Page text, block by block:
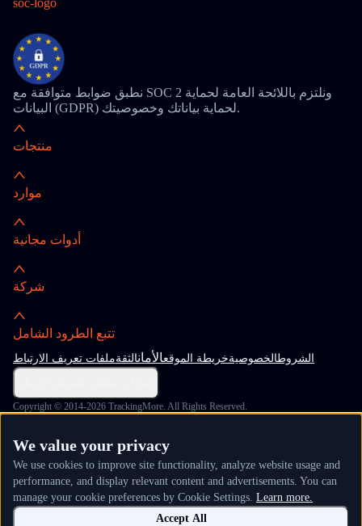
نطبق ضوابط متوافقة مع SOC 2 ونلتزم باللائحة العامة لحماية
البيانات (GDPR) لحماية بياناتك وخصوصيتك.
منتجات
موارد
أدوات مجانية
شركة
تتبع الطرود الشامل
الشروطالخصوصيةخريطة الموقعالأمانالثقةملفات تعريف الارتباط
Copyright © 2014-2026 TrackingMore. All Rights Reserved.
We value your privacy
We use cookies to improve site functionality, analyze website usage and
performance, and display relevant content and advertisements. You can
manage your cookie preferences by Cookie Settings. Learn more.
Accept All